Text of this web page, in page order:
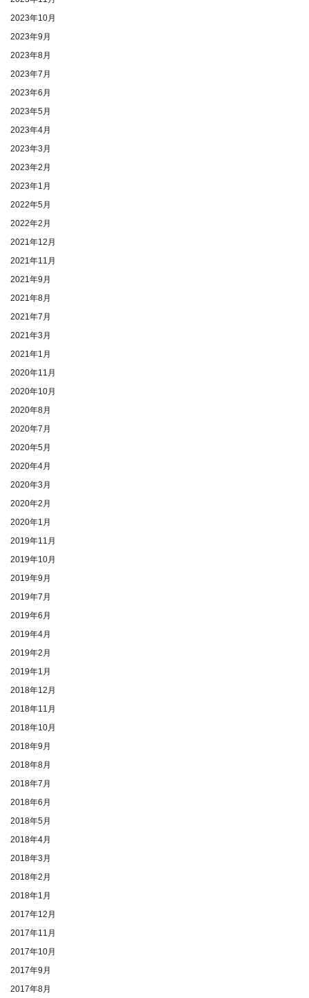
2023年10月
2023年9月
2023年8月
2023年7月
2023年6月
2023年5月
2023年4月
2023年3月
2023年2月
2023年1月
2022年5月
2022年2月
2021年12月
2021年11月
2021年9月
2021年8月
2021年7月
2021年3月
2021年1月
2020年11月
2020年10月
2020年8月
2020年7月
2020年5月
2020年4月
2020年3月
2020年2月
2020年1月
2019年11月
2019年10月
2019年9月
2019年7月
2019年6月
2019年4月
2019年2月
2019年1月
2018年12月
2018年11月
2018年10月
2018年9月
2018年8月
2018年7月
2018年6月
2018年5月
2018年4月
2018年3月
2018年2月
2018年1月
2017年12月
2017年11月
2017年10月
2017年9月
2017年8月